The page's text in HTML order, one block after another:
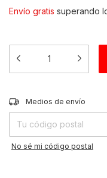
Envío gratis superando
Entregas para el CP:
Medios de envío
No sé mi código postal